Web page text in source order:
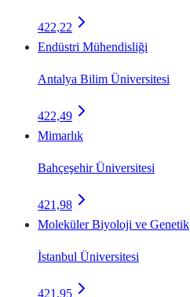
422,22
Endüstri Mühendisliği
Antalya Bilim Üniversitesi
422,49
Mimarlık
Bahçeşehir Üniversitesi
421,98
Moleküler Biyoloji ve Genetik
İstanbul Üniversitesi
421,95